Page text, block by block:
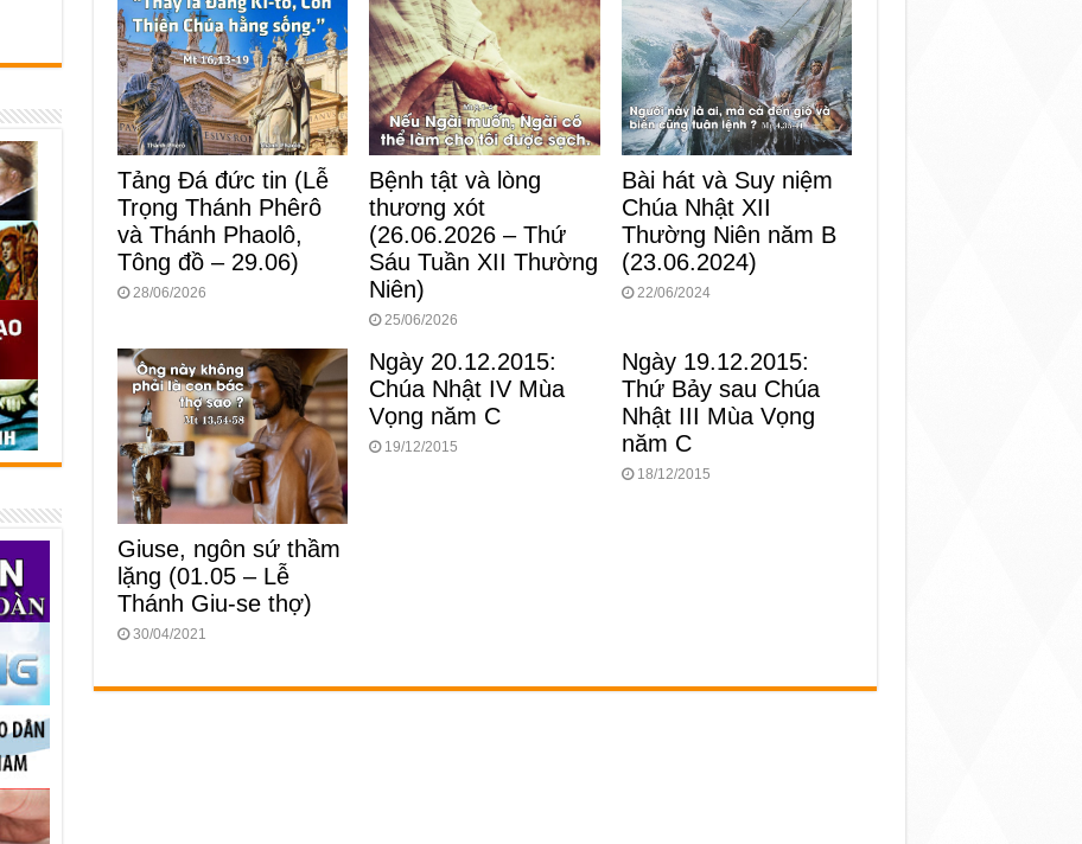
Tảng Đá đức tin (Lễ
Trọng Thánh Phêrô
và Thánh Phaolô,
Tông đồ – 29.06)
28/06/2026
Bệnh tật và lòng
thương xót
(26.06.2026 – Thứ
Sáu Tuần XII Thường
Niên)
25/06/2026
Bài hát và Suy niệm
Chúa Nhật XII
Thường Niên năm B
(23.06.2024)
22/06/2024
Giuse, ngôn sứ thầm
lặng (01.05 – Lễ
Thánh Giu-se thợ)
30/04/2021
Ngày 20.12.2015:
Chúa Nhật IV Mùa
Vọng năm C
19/12/2015
Ngày 19.12.2015:
Thứ Bảy sau Chúa
Nhật III Mùa Vọng
năm C
18/12/2015